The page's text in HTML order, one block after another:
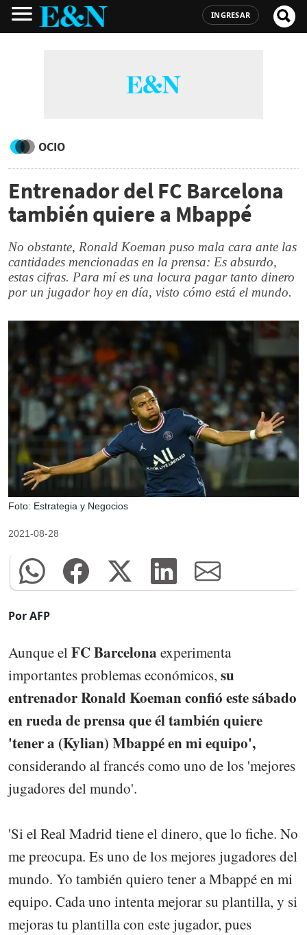
INGRESAR
OCIO
Entrenador del FC Barcelona
también quiere a Mbappé
No obstante, Ronald Koeman puso mala cara ante las
cantidades mencionadas en la prensa: Es absurdo,
estas cifras. Para mí es una locura pagar tanto dinero
por un jugador hoy en día, visto cómo está el mundo.
Foto: Estrategia y Negocios
2021-08-28
Por AFP
Aunque elFC Barcelona experimenta
importantes problemas económicos, su
entrenador Ronald Koeman confió este sábado
en rueda de prensa que él también quiere
'tener a (Kylian) Mbappé en mi equipo',
considerando al francés como uno de los 'mejores
jugadores del mundo'.
'Si el Real Madrid tiene el dinero, que lo fiche. No
me preocupa. Es uno de los mejores jugadores del
mundo. Yo también quiero tener a Mbappé en mi
equipo. Cada uno intenta mejorar su plantilla, y si
mejoras tu plantilla con este jugador, pues